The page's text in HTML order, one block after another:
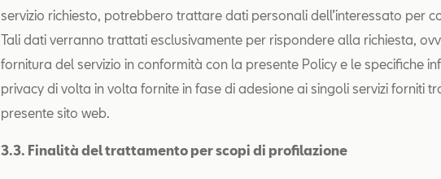
servizio richiesto, potrebbero trattare dati personali dell’interessato per
Tali dati verranno trattati esclusivamente per rispondere alla richiesta,
fornitura del servizio in conformità con la presente Policy e le specifiche
privacy di volta in volta fornite in fase di adesione ai singoli servizi forniti
presente sito web.
3.3. Finalità del trattamento per scopi di profilazione